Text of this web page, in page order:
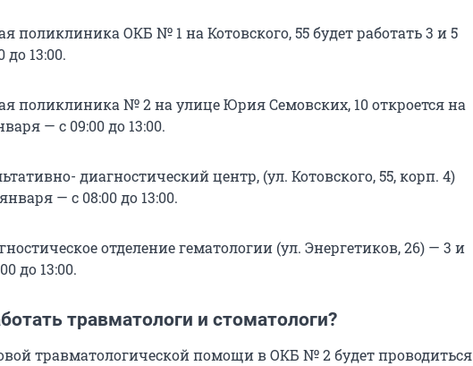
поликлиника ОКБ № 1 на Котовского, 55 будет работать 3 и 5
до 13:00.
поликлиника № 2 на улице Юрия Семовских, 10 откроется на
— с 09:00 до 13:00.
диагностический центр, (ул. Котовского, 55, корп. 4)
— с 08:00 до 13:00.
отделение гематологии (ул. Энергетиков, 26) — 3 и
до 13:00.
травматологи и стоматологи?
травматологической помощи в ОКБ № 2 будет проводиться